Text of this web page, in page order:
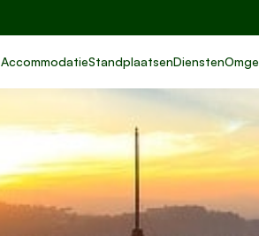
AccommodatieStandplaatsenDiensten